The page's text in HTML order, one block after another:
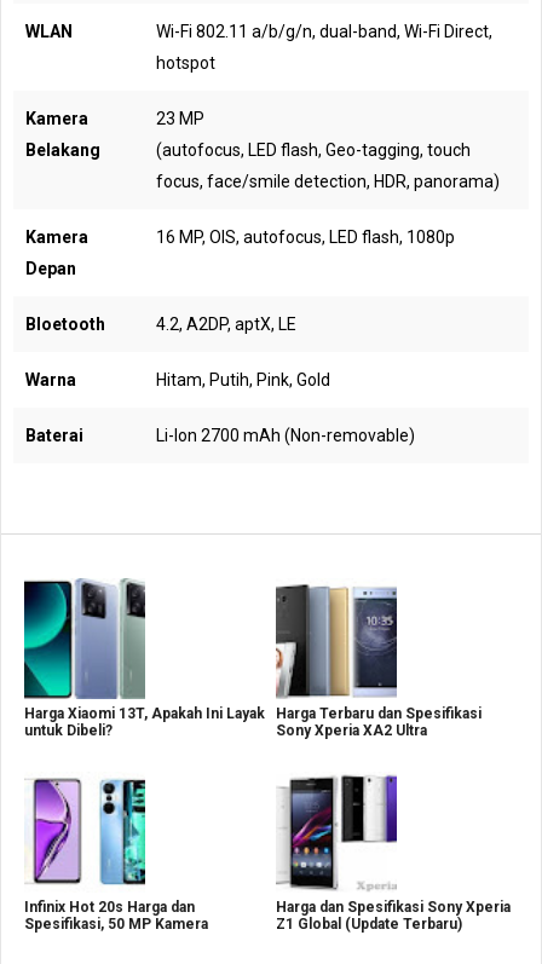
WLAN
Wi-Fi 802.11 a/b/g/n, dual-band, Wi-Fi Direct,
hotspot
Kamera
Belakang
23 MP
(autofocus, LED flash, Geo-tagging, touch
focus, face/smile detection, HDR, panorama)
Kamera
Depan
16 MP, OIS, autofocus, LED flash, 1080p
Bloetooth 4.2, A2DP, aptX, LE
Warna Hitam, Putih, Pink, Gold
Baterai Li-Ion 2700 mAh (Non-removable)
Harga Xiaomi 13T, Apakah Ini Layak
untuk Dibeli?
Harga Terbaru dan Spesifikasi
Sony Xperia XA2 Ultra
Infinix Hot 20s Harga dan
Spesifikasi, 50 MP Kamera
Harga dan Spesifikasi Sony Xperia
Z1 Global (Update Terbaru)